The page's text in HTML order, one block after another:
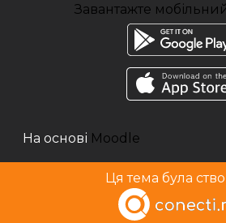
Завантажте
На основі Moodle
Ця тема була